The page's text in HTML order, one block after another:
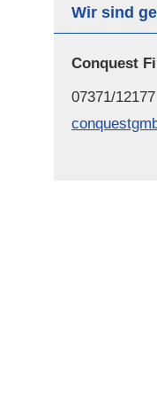
Wir sind
Conquest
07371/12177